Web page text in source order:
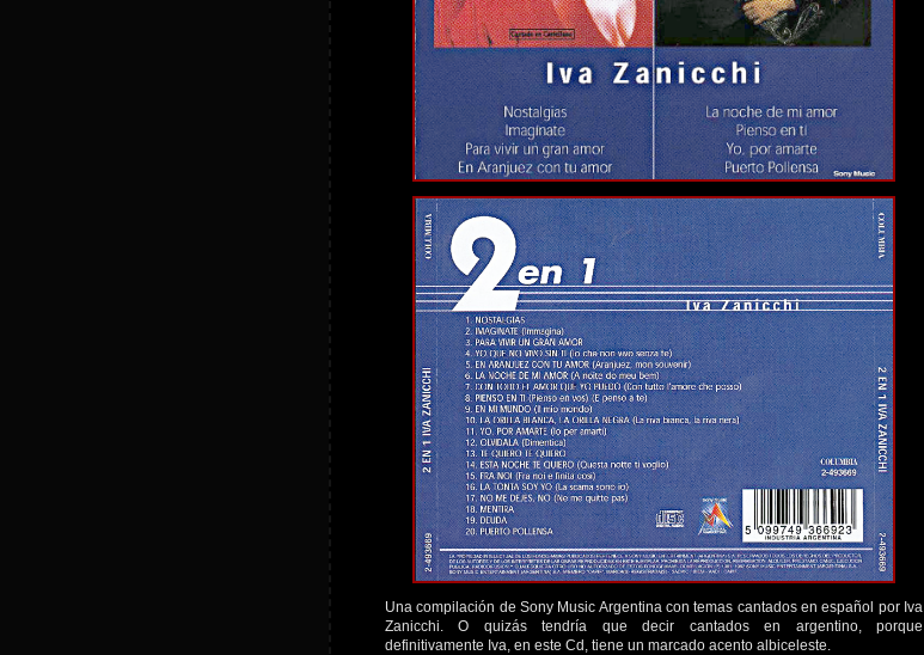
Una compilación de Sony Music Argentina con temas cantados en español por Iva
Zanicchi. O quizás tendría que decir cantados en argentino, porque
definitivamente Iva, en este Cd, tiene un marcado acento albiceleste.